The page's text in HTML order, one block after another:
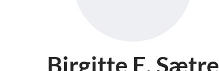
Birgitte E. Sætre